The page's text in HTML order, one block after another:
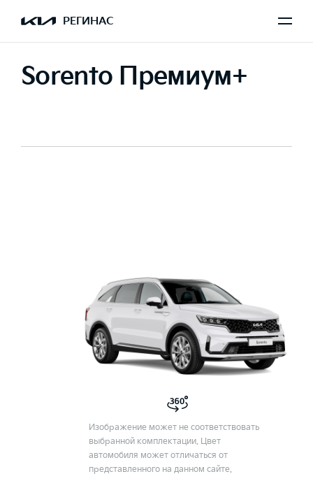
РЕГИНАС
Sorento Премиум+
Изображение может не соответствовать
выбранной комплектации. Цвет
автомобиля может отличаться от
представленного на данном сайте.